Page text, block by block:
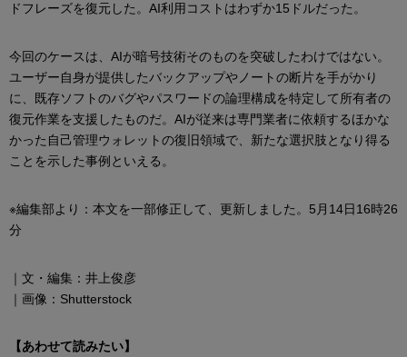
ドフレーズを復元した。AI利用コストはわずか15ドルだった。
今回のケースは、AIが暗号技術そのものを突破したわけではない。
ユーザー自身が提供したバックアップやノートの断片を手がかり
に、既存ソフトのバグやパスワードの論理構成を特定して所有者の
復元作業を支援したものだ。AIが従来は専門業者に依頼するほかな
かった自己管理ウォレットの復旧領域で、新たな選択肢となり得る
ことを示した事例といえる。
※編集部より：本文を一部修正して、更新しました。5月14日16時26
分
｜文・編集：井上俊彦
｜画像：Shutterstock
【あわせて読みたい】